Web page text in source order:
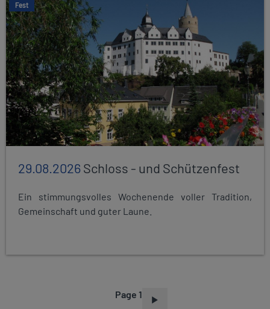
Fest
29.08.2026Schloss - und Schützenfest
Ein stimmungsvolles Wochenende voller Tradition,
Gemeinschaft und guter Laune.
Page 1